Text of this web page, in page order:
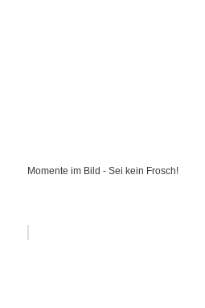
Momente im Bild - Sei kein Frosch!